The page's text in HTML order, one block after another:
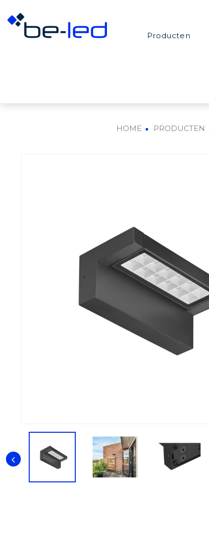
Producten
HOME PRODUCTEN